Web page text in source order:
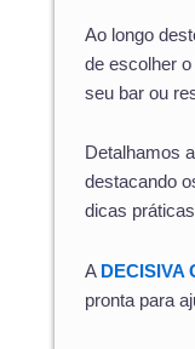
Ao longo
de escolher
seu bar ou
Detalhamos
destacando
dicas
A DECISIVA
pronta para